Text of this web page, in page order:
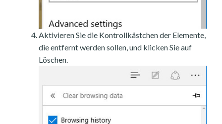
Aktivieren Sie die Kontrollkästchen der Elemente,
die entfernt werden sollen, und klicken Sie auf
Löschen.